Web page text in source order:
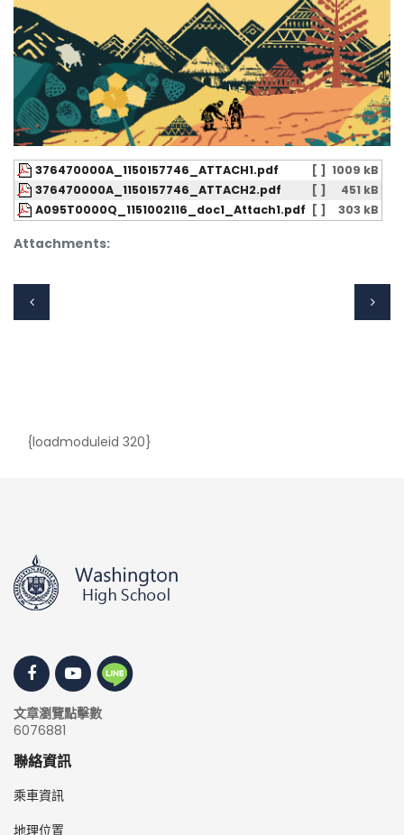
Attachments:
376470000A_1150157746_ATTACH1.pdf [ ]
1009 kB
376470000A_1150157746_ATTACH2.pdf
[ ]
451 kB
A095T0000Q_1151002116_doc1_Attach1.pdf
[ ] 303 kB
{loadmoduleid 320}
文章瀏覽點擊數
6076881
聯絡資訊
乘車資訊
地理位置